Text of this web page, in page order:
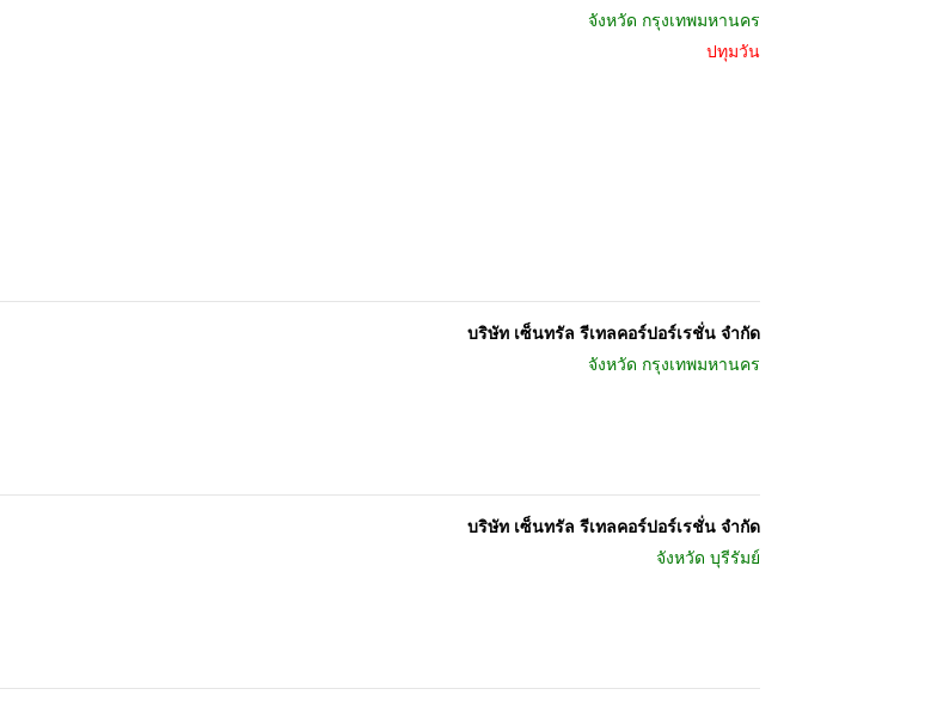
จังหวัด กรุงเทพมหานคร
ปทุมวัน
บริษัท เซ็นทรัล รีเทลคอร์ปอร์เรชั่น จำกัด
จังหวัด กรุงเทพมหานคร
บริษัท เซ็นทรัล รีเทลคอร์ปอร์เรชั่น จำกัด
จังหวัด บุรีรัมย์